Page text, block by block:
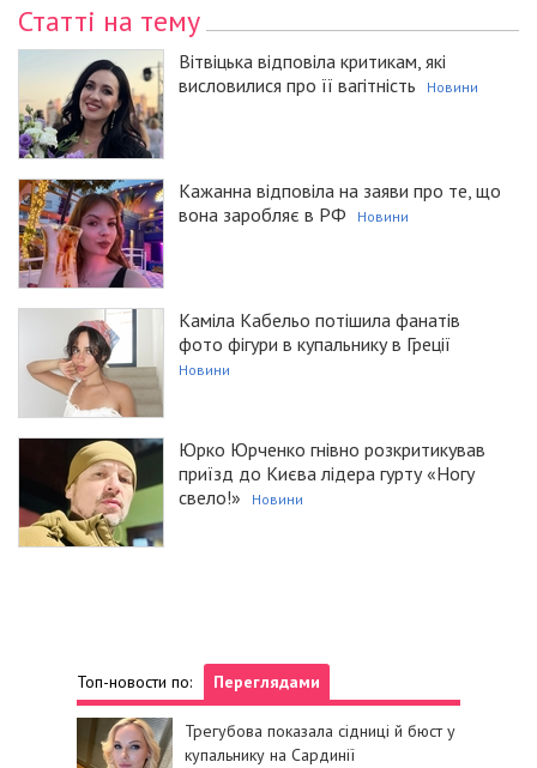
Статті на тему
Вітвіцька відповіла критикам, які
висловилися про її вагітність
Новини
Кажанна відповіла на заяви про те, що
вона заробляє в РФ
Новини
Каміла Кабельо потішила фанатів
фото фігури в купальнику в Греції
Новини
Юрко Юрченко гнівно розкритикував
приїзд до Києва лідера гурту «Ногу
свело!»
Новини
Топ-новости по: Переглядами
Трегубова показала сідниці й бюст у
купальнику на Сардинії